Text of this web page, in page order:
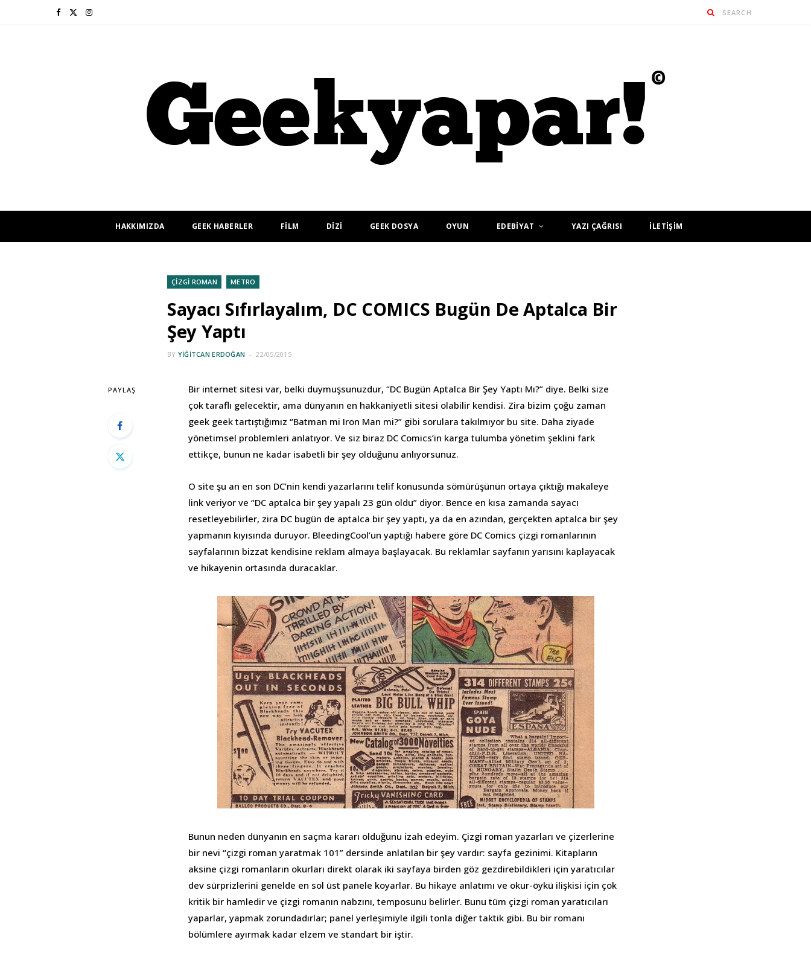
F I
HAKKIMIZDA GEEK HABERLER FİLM DİZİ GEEK DOSYA OYUN EDEBİYAT YAZI ÇAĞRISI İLETİŞİM
ÇİZGİ ROMAN METRO
Sayacı Sıfırlayalım, DC COMICS Bugün De Aptalca Bir
Şey Yaptı
BY YIĞITCAN ERDOĞAN 22/05/2015
PAYLAŞ
Bir internet sitesi var, belki duymuşsunuzdur, “DC Bugün Aptalca Bir Şey Yaptı Mı?” diye. Belki size
çok taraflı gelecektir, ama dünyanın en hakkaniyetli sitesi olabilir kendisi. Zira bizim çoğu zaman
geek geek tartıştığımız “Batman mi Iron Man mi?” gibi sorulara takılmıyor bu site. Daha ziyade
yönetimsel problemleri anlatıyor. Ve siz biraz DC Comics’in karga tulumba yönetim şeklini fark
ettikçe, bunun ne kadar isabetli bir şey olduğunu anlıyorsunuz.
O site şu an en son DC’nin kendi yazarlarını telif konusunda sömürüşünün ortaya çıktığı makaleye
link veriyor ve “DC aptalca bir şey yapalı 23 gün oldu” diyor. Bence en kısa zamanda sayacı
resetleyebilirler, zira DC bugün de aptalca bir şey yaptı, ya da en azından, gerçekten aptalca bir şey
yapmanın kıyısında duruyor. BleedingCool’un yaptığı habere göre DC Comics çizgi romanlarının
sayfalarının bizzat kendisine reklam almaya başlayacak. Bu reklamlar sayfanın yarısını kaplayacak
ve hikayenin ortasında duracaklar.
Bunun neden dünyanın en saçma kararı olduğunu izah edeyim. Çizgi roman yazarları ve çizerlerine
bir nevi “çizgi roman yaratmak 101” dersinde anlatılan bir şey vardır: sayfa gezinimi. Kitapların
aksine çizgi romanların okurları direkt olarak iki sayfaya birden göz gezdirebildikleri için yaratıcılar
dev sürprizlerini genelde en sol üst panele koyarlar. Bu hikaye anlatımı ve okur-öykü ilişkisi için çok
kritik bir hamledir ve çizgi romanın nabzını, temposunu belirler. Bunu tüm çizgi roman yaratıcıları
yaparlar, yapmak zorundadırlar; panel yerleşimiyle ilgili tonla diğer taktik gibi. Bu bir romanı
bölümlere ayırmak kadar elzem ve standart bir iştir.